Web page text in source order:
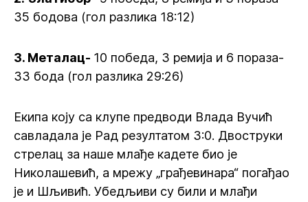
35 бодова (гол разлика 18:12)
3. Металац- 10 победа, 3 ремија и 6 пораза-
33 бода (гол разлика 29:26)
Екипа коју са клупе предводи Влада Вучић
савладала је Рад резултатом 3:0. Двоструки
стрелац за наше млађе кадете био је
Николашевић, а мрежу „грађевинара“ погађао
је и Шљивић. Убедљиви су били и млађи